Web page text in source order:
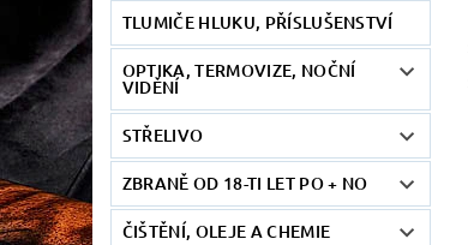
TLUMIČE HLUKU, PŘÍSLUŠENSTVÍ
OPTIKA, TERMOVIZE, NOČNÍ
VIDĚNÍ
STŘELIVO
ZBRANĚ OD 18-TI LET PO + NO
ČIŠTĚNÍ, OLEJE A CHEMIE